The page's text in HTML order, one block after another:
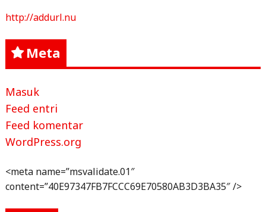
http://addurl.nu
Meta
Masuk
Feed entri
Feed komentar
WordPress.org
<meta name=”msvalidate.01″
content=”40E97347FB7FCCC69E70580AB3D3BA35″ />